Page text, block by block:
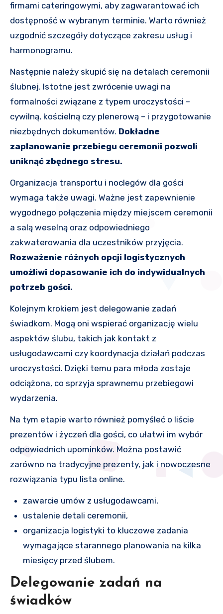
firmami cateringowymi, aby zagwarantować ich
dostępność w wybranym terminie. Warto również
uzgodnić szczegóły dotyczące zakresu usług i
harmonogramu.
Następnie należy skupić się na detalach ceremonii
ślubnej. Istotne jest zwrócenie uwagi na
formalności związane z typem uroczystości –
cywilną, kościelną czy plenerową – i przygotowanie
niezbędnych dokumentów. Dokładne
zaplanowanie przebiegu ceremonii pozwoli
uniknąć zbędnego stresu.
Organizacja transportu i noclegów dla gości
wymaga także uwagi. Ważne jest zapewnienie
wygodnego połączenia między miejscem ceremonii
a salą weselną oraz odpowiedniego
zakwaterowania dla uczestników przyjęcia.
Rozważenie różnych opcji logistycznych
umożliwi dopasowanie ich do indywidualnych
potrzeb gości.
Kolejnym krokiem jest delegowanie zadań
świadkom. Mogą oni wspierać organizację wielu
aspektów ślubu, takich jak kontakt z
usługodawcami czy koordynacja działań podczas
uroczystości. Dzięki temu para młoda zostaje
odciążona, co sprzyja sprawnemu przebiegowi
wydarzenia.
Na tym etapie warto również pomyśleć o liście
prezentów i życzeń dla gości, co ułatwi im wybór
odpowiednich upominków. Można postawić
zarówno na tradycyjne prezenty, jak i nowoczesne
rozwiązania typu lista online.
zawarcie umów z usługodawcami,
ustalenie detali ceremonii,
organizacja logistyki to kluczowe zadania
wymagające starannego planowania na kilka
miesięcy przed ślubem.
Delegowanie zadań na
świadków